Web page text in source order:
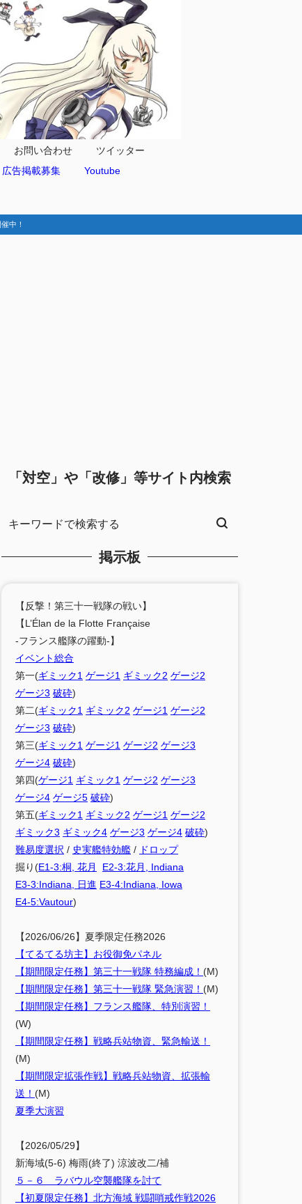
お問い合わせ
広告掲載募集
ツイッター
Youtube
中！
「対空」や「改修」等サイト内検索
掲示板
【反撃！第三十一戦隊の戦い】
【L’Élan de la Flotte Française
-フランス艦隊の躍動-】
イベント総合
第一(ギミック1 ゲージ1 ギミック2 ゲージ2
ゲージ3 破砕)
第二(ギミック1 ギミック2 ゲージ1 ゲージ2
ゲージ3 破砕)
第三(ギミック1 ゲージ1 ゲージ2 ゲージ3
ゲージ4 破砕)
第四(ゲージ1 ギミック1 ゲージ2 ゲージ3
ゲージ4 ゲージ5 破砕)
第五(ギミック1 ギミック2 ゲージ1 ゲージ2
ギミック3 ギミック4 ゲージ3 ゲージ4 破砕)
難易度選択 / 史実艦特効艦 / ドロップ
掘り(E1-3:桐, 花月
E2-3:花月, Indiana
E3-3:Indiana, 日進 E3-4:Indiana, Iowa
E4-5:Vautour)
【2026/06/26】夏季限定任務2026
【てるてる坊主】お役御免パネル
【期間限定任務】第三十一戦隊 特務編成！ (M)
【期間限定任務】第三十一戦隊 緊急演習！ (M)
【期間限定任務】フランス艦隊、特別演習！
(W)
【期間限定任務】戦略兵站物資、緊急輸送！
(M)
【期間限定拡張作戦】戦略兵站物資、拡張輸
送！ (M)
夏季大演習
【2026/05/29】
新海域(5-6) 梅雨(終了) 涼波改二/補
５－６ ラバウル空襲艦隊を討て
【初夏限定任務】北方海域 戦闘哨戒作戦2026